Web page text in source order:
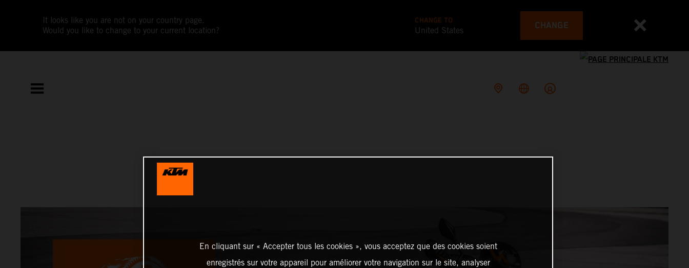
It looks like you are not on your country page.
Would you like to change to your current location?
CHANGE TO
United States CHANGE
En cliquant sur « Accepter tous les cookies », vous acceptez que des cookies soient
enregistrés sur votre appareil pour améliorer votre navigation sur le site, analyser